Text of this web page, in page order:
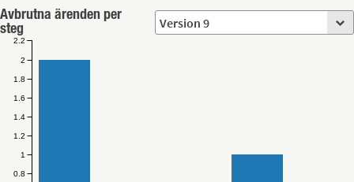
Avbrutna ärenden per
steg
0.8
1
1.2
1.4
1.6
1.8
2
2.2